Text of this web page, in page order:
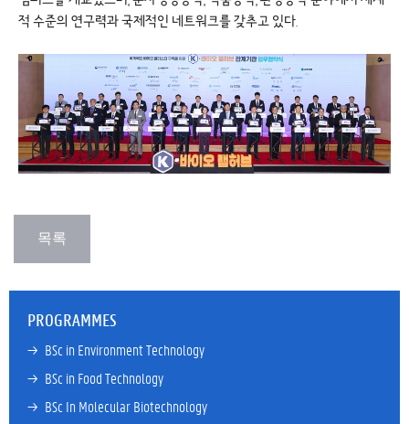
적 수준의 연구력과 국제적인 네트워크를 갖추고 있다.
PROGRAMMES
→ BSc in Environment Technology
→ BSc in Food Technology
→ BSc In Molecular Biotechnology